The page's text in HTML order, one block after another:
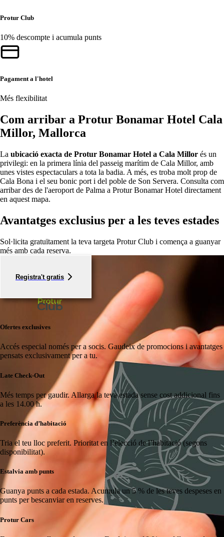
Protur Club
10% descompte i acumula punts
Pagament a l'hotel
Més flexibilitat
Com arribar a Protur Bonamar Hotel Cala
Millor, Mallorca
La ubicació exacta de Protur Bonamar Hotel a Cala Millor és un
privilegi: en la primera línia del passeig marítim de Cala Millor, amb
unes vistes espectaculars a tota la badia. A més, es troba molt prop de
Cala Bona i el seu bonic port i del poble de Son Servera. Consulta com
arribar des de l'aeroport de Palma a Protur Bonamar Hotel directament
en aquest mapa.
Avantatges exclusius per a les teves estades
Sol·licita gratuïtament la teva targeta Protur Club i comença a guanyar
més amb cada reserva.
Registra't gratis
Ofertes exclusives
Accés especial només per a socis. Gaudeix de promocions i avantatges
pensats exclusivament per a tu.
Late Check-Out
Més temps per gaudir. Allarga la teva estada sense cost addicional fins
a les 14.00 h.
Preferència d’habitació
Tria el teu lloc preferit. Prioritat en l’elecció de l’habitació (segons
disponibilitat).
Estalvia amb punts
Guanya punts a cada estada. Acumula un 5 % de les teves despeses en
punts per bescanviar en reserves.
Protur Cars